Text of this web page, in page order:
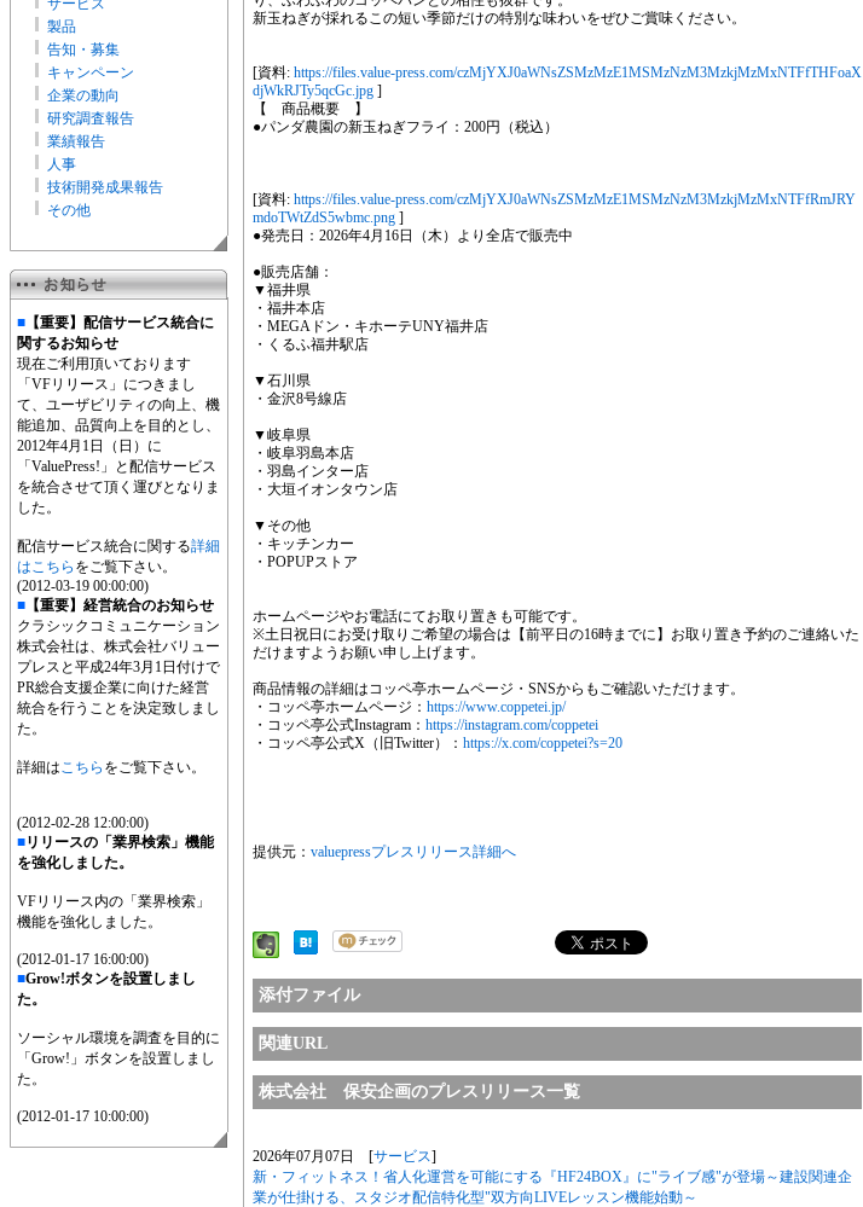
サービス
製品
告知・募集
キャンペーン
企業の動向
研究調査報告
業績報告
人事
技術開発成果報告
その他
■ 【重要】配信サービス統合に
関するお知らせ
現在ご利用頂いております
「VFリリース」につきまし
て、ユーザビリティの向上、機
能追加、品質向上を目的とし、
2012年4月1日（日）に
「ValuePress!」と配信サービス
を統合させて頂く運びとなりま
した。
配信サービス統合に関する詳細
はこちら をご覧下さい。
(2012-03-19 00:00:00)
■ 【重要】経営統合のお知らせ
クラシックコミュニケーション
株式会社は、株式会社バリュー
プレスと平成24年3月1日付けで
PR総合支援企業に向けた経営
統合を行うことを決定致しまし
た。
詳細はこちら をご覧下さい。
(2012-02-28 12:00:00)
■リリースの「業界検索」機能
を強化しました。
VFリリース内の「業界検索」
機能を強化しました。
(2012-01-17 16:00:00)
■Grow!ボタンを設置しまし
た。
ソーシャル環境を調査を目的に
「Grow!」ボタンを設置しまし
た。
(2012-01-17 10:00:00)
新玉ねぎが採れるこの短い季節だけの特別な味わいをぜひご賞味ください。
[資料: https://files.value-press.com/czMjYXJ0aWNsZSMzMzE1MSMzNzM3MzkjMzMxNTFfTHFoaX
djWkRJTy5qcGc.jpg ]
【 商品概要 】
●パンダ農園の新玉ねぎフライ：200円（税込）
[資料: https://files.value-press.com/czMjYXJ0aWNsZSMzMzE1MSMzNzM3MzkjMzMxNTFfRmJRY
mdoTWtZdS5wbmc.png ]
●発売日：2026年4月16日（木）より全店で販売中
●販売店舗：
▼福井県
・福井本店
・MEGAドン・キホーテUNY福井店
・くるふ福井駅店
▼石川県
・金沢8号線店
▼岐阜県
・岐阜羽島本店
・羽島インター店
・大垣イオンタウン店
▼その他
・キッチンカー
・POPUPストア
ホームページやお電話にてお取り置きも可能です。
※土日祝日にお受け取りご希望の場合は【前平日の16時までに】お取り置き予約のご連絡いた
だけますようお願い申し上げます。
商品情報の詳細はコッペ亭ホームページ・SNSからもご確認いただけます。
・コッペ亭ホームページ： https://www.coppetei.jp/
・コッペ亭公式Instagram： https://instagram.com/coppetei
・コッペ亭公式X（旧Twitter）： https://x.com/coppetei?s=20
提供元： valuepressプレスリリース詳細へ
添付ファイル
関連URL
株式会社 保安企画のプレスリリース一覧
2026年07月07日 [サービス]
新・フィットネス！省人化運営を可能にする『HF24BOX』に"ライブ感"が登場～建設関連企
業が仕掛ける、スタジオ配信特化型"双方向LIVEレッスン機能始動～